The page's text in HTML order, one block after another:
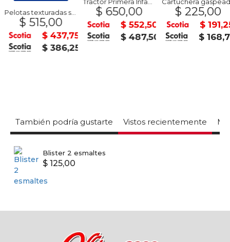
Pelotas texturadas sensoriales x6
$ 515,00
$ 437,75
$ 386,25
Tractor Primera Infancia
$ 650,00
$ 552,50
$ 487,50
Cartuchera gaspeada
$ 225,00
$ 191,25
$
También podría gustarte Vistos recientemente
Blister 2 esmaltes
$ 125,00